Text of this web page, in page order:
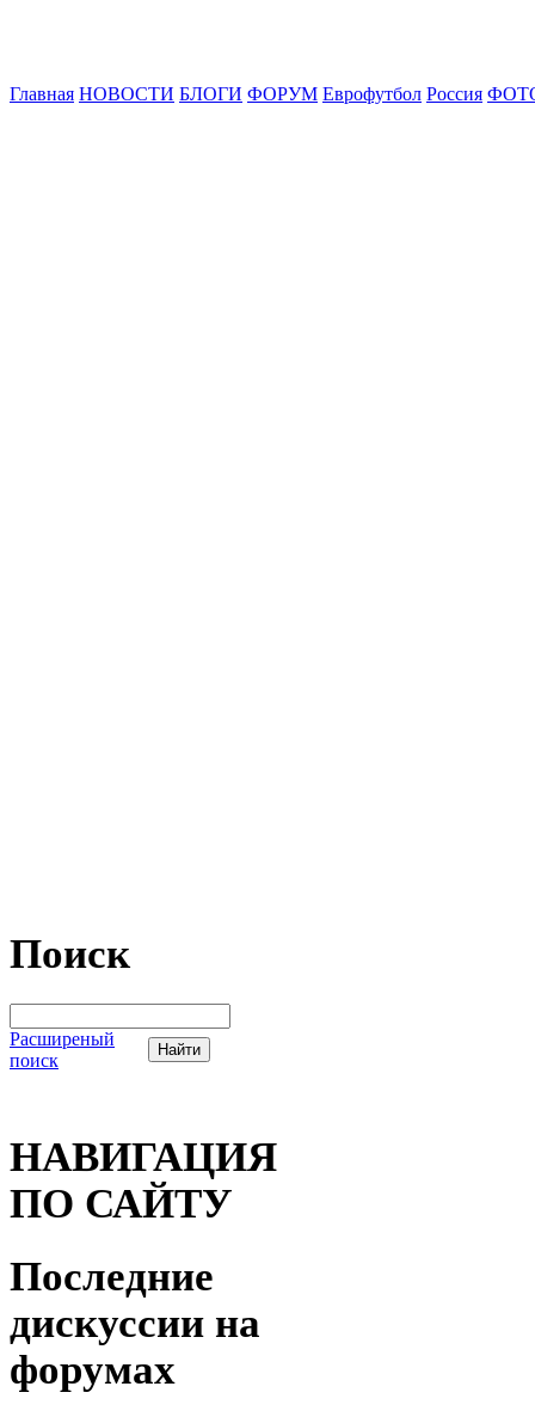
Главная НОВОСТИ БЛОГИ ФОРУМ Еврофутбол Россия
Поиск
Расширеный
поиск
НАВИГАЦИЯ
ПО САЙТУ
Последние
дискуссии на
форумах